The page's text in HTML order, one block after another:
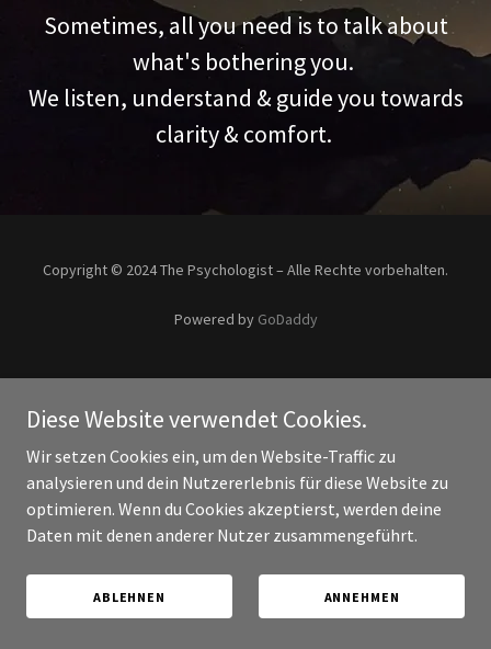
Sometimes, all you need is to talk about
what's bothering you.
We listen, understand & guide you towards
clarity & comfort.
Copyright © 2024 The Psychologist – Alle Rechte vorbehalten.
Powered by GoDaddy
Diese Website verwendet Cookies.
Wir setzen Cookies ein, um den Website-Traffic zu
analysieren und dein Nutzererlebnis für diese Website zu
optimieren. Wenn du Cookies akzeptierst, werden deine
Daten mit denen anderer Nutzer zusammengeführt.
ABLEHNEN ANNEHMEN